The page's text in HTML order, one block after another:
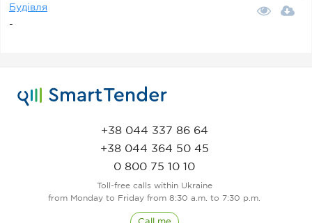
Будівля
-
+38 044 337 86 64
+38 044 364 50 45
0 800 75 10 10
Toll-free calls within Ukraine
from Monday to Friday from 8:30 a.m. to 7:30 p.m.